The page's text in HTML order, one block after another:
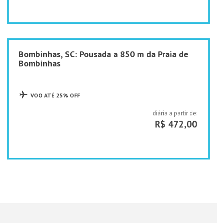
Bombinhas, SC: Pousada a 850 m da Praia de
Bombinhas
VOO ATÉ 25% OFF
diária a partir de:
R$ 472,00